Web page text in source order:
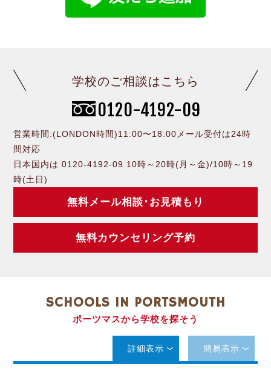
学校のご相談はこちら
0120-4192-09
営業時間:(LONDON時間)11:00〜18:00メール受付は24時
間対応
日本国内は 0120-4192-09 10時～20時(月～金)/10時～19
時(土日)
無料メール相談･お見積もり
無料カウンセリング予約
SCHOOLS IN PORTSMOUTH
ポーツマスから学校を探そう
詳細表示 簡易表示